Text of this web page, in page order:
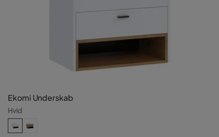
Ekomi Underskab
Hvid